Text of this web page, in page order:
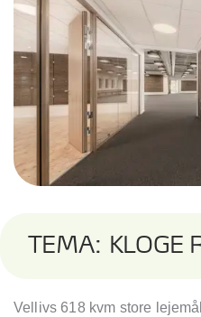
TEMA: KLOGE
Vellivs 618 kvm store lejemå